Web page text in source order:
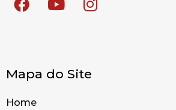
Mapa do Site
Home